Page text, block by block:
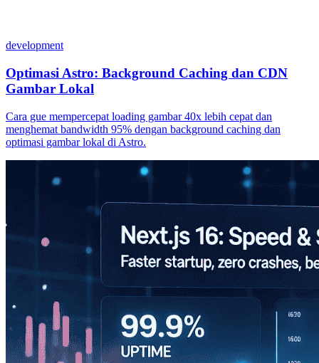
development
Optimasi Astro: Background Caching dan CDN
Gambar Lokal
Cara gue mempercepat loading gambar 40x lebih cepat dan
menghemat bandwidth 95% dengan background caching dan
optimasi gambar lokal di Astro.